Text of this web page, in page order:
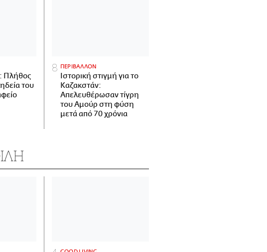
Πλήθος
του
ΠΕΡΙΒΑΛΛΟΝ
Ιστορική στιγμή για το
Καζακστάν:
Απελευθέρωσαν τίγρη
του Αμούρ στη φύση
μετά από 70 χρόνια